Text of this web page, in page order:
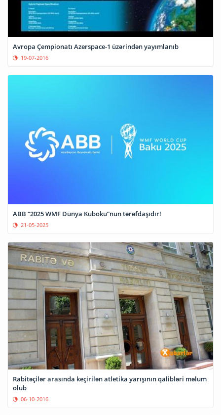
Avropa Çempionatı Azerspace-1 üzərindən yayımlanıb
19-07-2016
ABB “2025 WMF Dünya Kuboku”nun tərəfdaşıdır!
21-05-2025
Rabitəçilər arasında keçirilən atletika yarışının qalibləri məlum
olub
06-10-2016